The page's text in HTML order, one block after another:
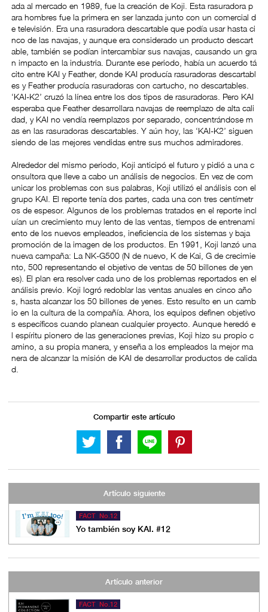
ada al mercado en 1989, fue la creación de Koji. Esta rasuradora p
ara hombres fue la primera en ser lanzada junto con un comercial d
e televisión. Era una rasuradora descartable que podía usar hasta ci
nco de las navajas, y aunque era considerado un producto descart
able, también se podían intercambiar sus navajas, causando un gra
n impacto en la industria. Durante ese periodo, había un acuerdo tá
cito entre KAI y Feather, donde KAI producía rasuradoras descartabl
es y Feather producía rasuradoras con cartucho, no descartables.
‘KAI-K2’ cruzó la línea entre los dos tipos de rasuradoras. Pero KAI
esperaba que Feather desarrollara navajas de reemplazo de alta cali
dad, y KAI no vendía reemplazos por separado, concentrándose m
as en las rasuradoras descartables. Y aún hoy, las ‘KAI-K2’ siguen
siendo de las mejores vendidas entre sus muchos admiradores.
Alrededor del mismo periodo, Koji anticipó el futuro y pidió a una c
onsultora que lleve a cabo un análisis de negocios. En vez de com
unicar los problemas con sus palabras, Koji utilizó el análisis con el
grupo KAI. El reporte tenía dos partes, cada una con tres centímetr
os de espesor. Algunos de los problemas tratados en el reporte incl
uían un crecimiento muy lento de las ventas, tiempos de entrenami
ento de los nuevos empleados, ineficiencia de los sistemas y baja
promoción de la imagen de los productos. En 1991, Koji lanzó una
nueva campaña: La NK-G500 (N de nuevo, K de Kai, G de crecimie
nto, 500 representando el objetivo de ventas de 50 billones de yen
es). El plan era resolver cada uno de los problemas reportados en el
análisis previo. Koji logró redoblar las ventas anuales en cinco año
s, hasta alcanzar los 50 billones de yenes. Esto resulto en un camb
io en la cultura de la compañía. Ahora, los equipos definen objetivo
s específicos cuando planean cualquier proyecto. Aunque heredó e
l espíritu pionero de las generaciones previas, Koji hizo su propio c
amino, a su propia manera, y enseña a los empleados la mejor ma
nera de alcanzar la misión de KAI de desarrollar productos de calida
d.
Compartir este artículo
Artículo siguiente
FACT No.12
Yo también soy KAI. #12
Artículo anterior
FACT No.12